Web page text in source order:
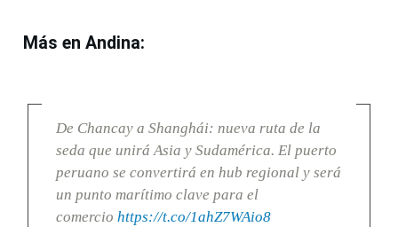
Más en Andina:
De Chancay a Shanghái: nueva ruta de la
seda que unirá Asia y Sudamérica. El puerto
peruano se convertirá en hub regional y será
un punto marítimo clave para el
comercio https://t.co/1ahZ7WAio8